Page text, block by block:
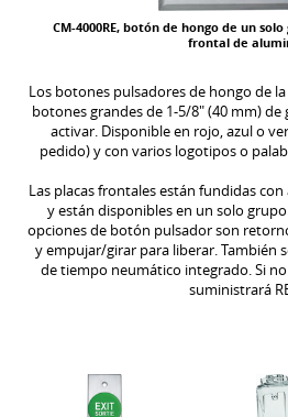
CM-4000RE, botón de hongo de un
frontal de
Los botones pulsadores de hongo de
botones grandes de 1-5/8" (40 mm)
activar. Disponible en rojo, azul o
pedido) y con varios logotipos o
Las placas frontales están fundidas
y están disponibles en un solo
opciones de botón pulsador son
y empujar/girar para liberar. También
de tiempo neumático integrado. Si
suministrará